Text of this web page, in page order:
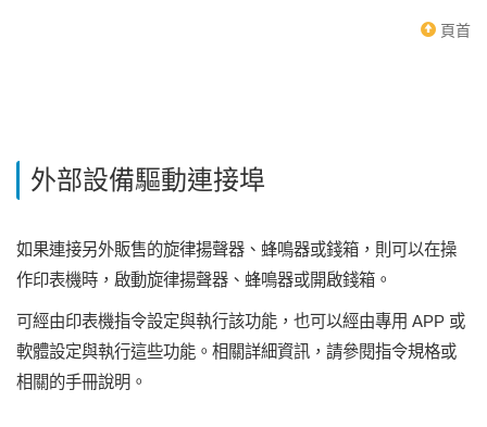
頁首
外部設備驅動連接埠
如果連接另外販售的旋律揚聲器、蜂鳴器或錢箱，則可以在操
作印表機時，啟動旋律揚聲器、蜂鳴器或開啟錢箱。
可經由印表機指令設定與執行該功能，也可以經由專用 APP 或
軟體設定與執行這些功能。相關詳細資訊，請參閱指令規格或
相關的手冊說明。